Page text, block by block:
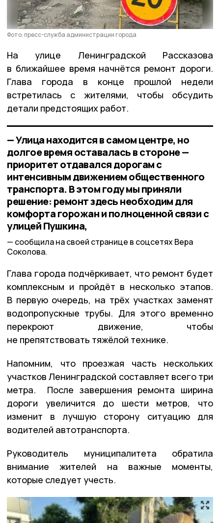
Фото: пресс-служба администрации города
На улице Ленинградской Рассказова
в ближайшее время начнётся ремонт дороги.
Глава города в конце прошлой недели
встретилась с жителями, чтобы обсудить
детали предстоящих работ.
— Улица находится в самом центре, но
долгое время оставалась в стороне —
приоритет отдавался дорогам с
интенсивным движением общественного
транспорта. В этом году мы приняли
решение: ремонт здесь необходим для
комфорта горожан и полноценной связи с
улицей Пушкина,
сообщила на своей странице в соцсетях Вера
Соколова.
Глава города подчёркивает, что ремонт будет
комплексным и пройдёт в несколько этапов.
В первую очередь, на трёх участках заменят
водопропускные трубы. Для этого временно
перекроют движение, чтобы
не препятствовать тяжёлой технике.
Напомним, что проезжая часть нескольких
участков Ленинградской составляет всего три
метра. После завершения ремонта ширина
дороги увеличится до шести метров, что
изменит в лучшую сторону ситуацию для
водителей автотранспорта.
Руководитель муниципалитета обратила
внимание жителей на важные моменты,
которые следует учесть.